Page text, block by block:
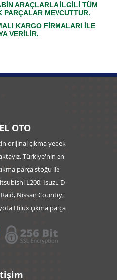
ARAÇLARLA İLGİLİ TÜM
PARÇALAR MEVCUTTUR.
KARGO FİRMALARI İLE
VERİLİR.
OTO
orijinal çıkma yedek
Türkiye'nin en
parça stoğu ile
L200, Isuzu D-
Nissan Country,
Hilux çıkma parça